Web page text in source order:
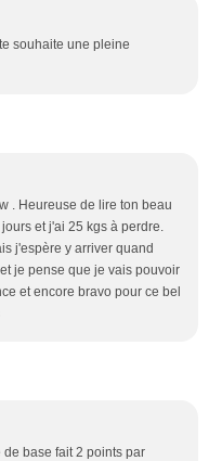
souhaite une pleine
. Heureuse de lire ton beau
et j'ai 25 kgs à perdre.
j'espère y arriver quand
je pense que je vais pouvoir
et encore bravo pour ce bel
base fait 2 points par